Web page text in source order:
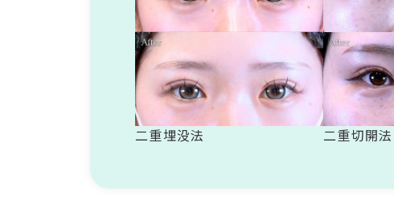
二重埋没法 二重切開法